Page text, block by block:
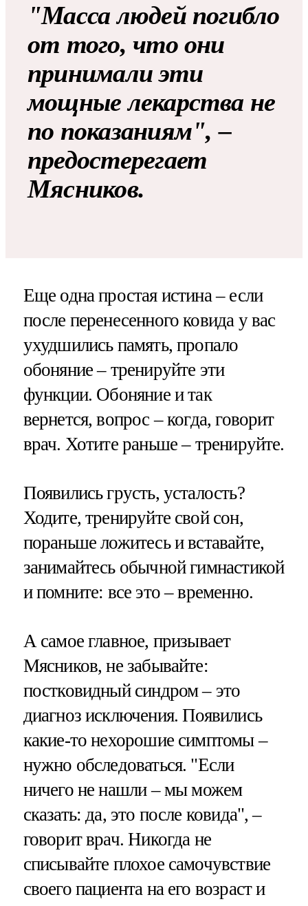
"Масса людей погибло
от того, что они
принимали эти
мощные лекарства не
по показаниям", –
предостерегает
Мясников.
Еще одна простая истина – если
после перенесенного ковида у вас
ухудшились память, пропало
обоняние – тренируйте эти
функции. Обоняние и так
вернется, вопрос – когда, говорит
врач. Хотите раньше – тренируйте.
Появились грусть, усталость?
Ходите, тренируйте свой сон,
пораньше ложитесь и вставайте,
занимайтесь обычной гимнастикой
и помните: все это – временно.
А самое главное, призывает
Мясников, не забывайте:
постковидный синдром – это
диагноз исключения. Появились
какие-то нехорошие симптомы –
нужно обследоваться. "Если
ничего не нашли – мы можем
сказать: да, это после ковида", –
говорит врач. Никогда не
списывайте плохое самочувствие
своего пациента на его возраст и